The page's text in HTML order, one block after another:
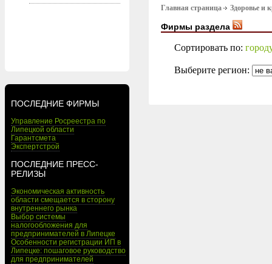
ПОСЛЕДНИЕ ФИРМЫ
Управление Росреестра по
Липецкой области
Гарантсмета
Экспертстрой
ПОСЛЕДНИЕ ПРЕСС-
РЕЛИЗЫ
Экономическая активность
области смещается в сторону
внутреннего рынка
Выбор системы
налогообложения для
предпринимателей в Липецке
Особенности регистрации ИП в
Липецке: пошаговое руководство
для предпринимателей
Главная страница Здоровье и
Фирмы раздела
Сортировать по:
Выберите регион: